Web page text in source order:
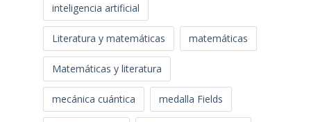
inteligencia artificial
Literatura y matemáticas matemáticas
Matemáticas y literatura
mecánica cuántica medalla Fields